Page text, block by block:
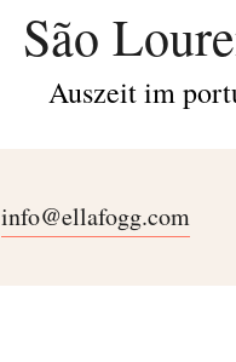
São
Auszeit im
info@ellafogg.com